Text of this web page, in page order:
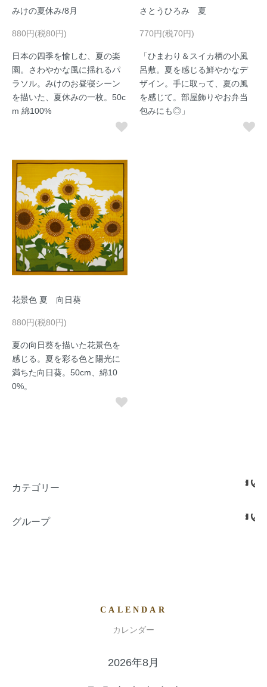
みけの夏休み/8月
880円(税80円)
日本の四季を愉しむ、夏の楽
園。さわやかな風に揺れるパ
ラソル。みけのお昼寝シーン
を描いた、夏休みの一枚。50c
m 綿100%
さとうひろみ 夏
770円(税70円)
「ひまわり＆スイカ柄の小風
呂敷。夏を感じる鮮やかなデ
ザイン。手に取って、夏の風
を感じて。部屋飾りやお弁当
包みにも◎」
花景色 夏 向日葵
880円(税80円)
夏の向日葵を描いた花景色を
感じる。夏を彩る色と陽光に
満ちた向日葵。50cm、綿10
0%。
カテゴリー
グループ
CALENDAR
カレンダー
2026年8月